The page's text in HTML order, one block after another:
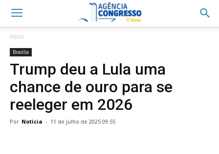
Início
Brasília
Trump deu a Lula uma
chance de ouro para se
reeleger em 2026
Por Notícia - 11 de julho de 2025 09:55